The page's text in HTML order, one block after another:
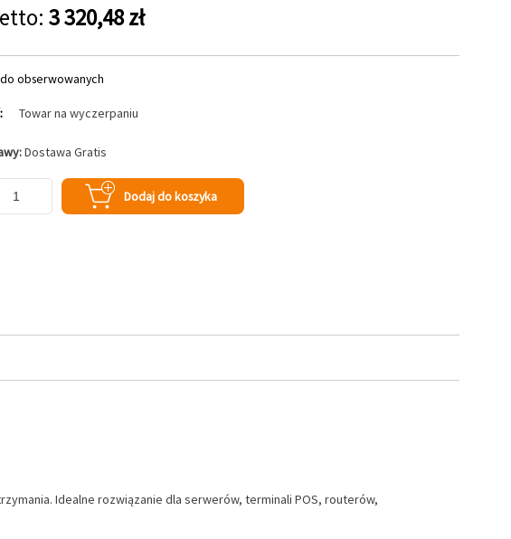
3 320,48 zł
obserwowanych
Towar na wyczerpaniu
Dostawa Gratis
Dodaj do koszyka
Idealne rozwiązanie dla serwerów, terminali POS, routerów,